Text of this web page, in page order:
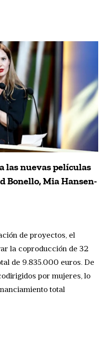
las nuevas películas
Bonello, Mia Hansen-
de proyectos, el
la coproducción de 32
de 9.835.000 euros. De
por mujeres, lo
total